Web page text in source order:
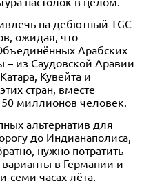
на дебютный TGC
ожидая, что
Арабских
из Саудовской Аравии
Кувейта и
стран, вместе
миллионов человек.
альтернатив для
до Индианаполиса,
нужно потратить
в Германии и
семи часах лёта.